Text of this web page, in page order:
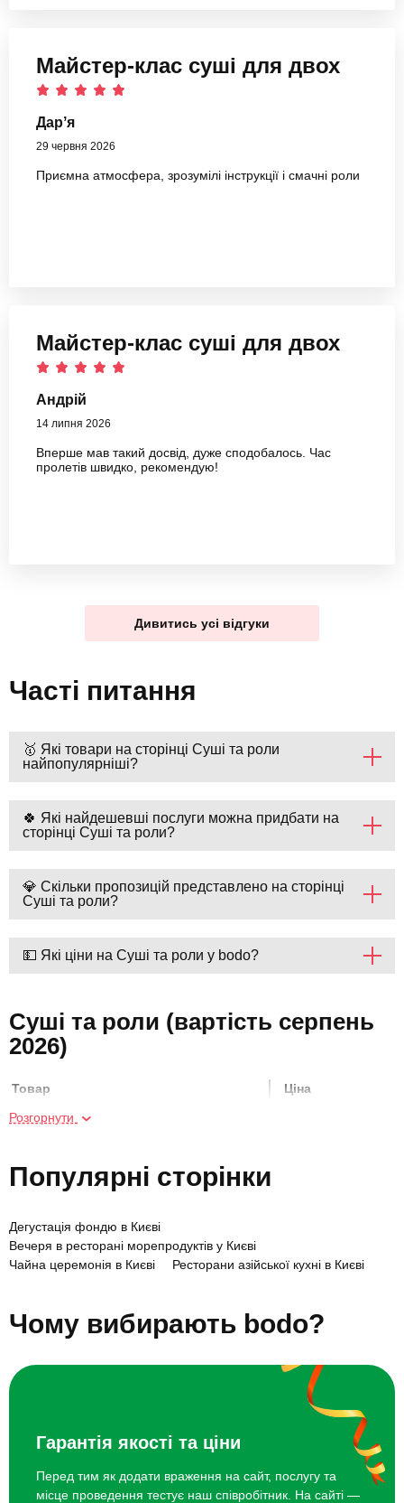
Майстер-клас суші для двох
Дарʼя
29 червня 2026
Приємна атмосфера, зрозумілі інструкції і смачні роли
Майстер-клас суші для двох
Андрій
14 липня 2026
Вперше мав такий досвід, дуже сподобалось. Час
пролетів швидко, рекомендую!
Дивитись усі відгуки
Часті питання
🥇 Які товари на сторінці Суші та роли
найпопулярніші?
🍀 Які найдешевші послуги можна придбати на
сторінці Суші та роли?
💎 Скільки пропозицій представлено на сторінці
Суші та роли?
💵 Які ціни на Суші та роли у bodo?
Суші та роли (вартість серпень
2026)
Товар Ціна
Індивідуальний майстер-клас
Майстер-клас суші для двох
кулінарії для компанії
Індивідуальний майстер-клас
кулінарії для компанії
6000 грн
Майстер-клас суші для компанії
Розгорнути
Популярні сторінки
Дегустація фондю в Києві
Вечеря в ресторані морепродуктів у Києві
Чайна церемонія в Києві
Ресторани азійської кухні в Києві
Романтичні ресторани в Києві
Чому вибирають bodo?
Гарантія якості та ціни
Перед тим як додати враження на сайт, послугу та
місце проведення тестує наш співробітник. На сайті —